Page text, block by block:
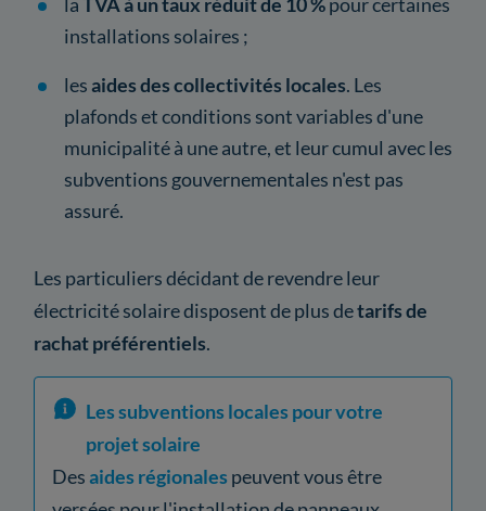
installations solaires ;
lesaides des collectivités locales. Les
plafonds et conditions sont variables d'une
municipalité à une autre, et leur cumul avec les
subventions gouvernementales n'est pas
assuré.
Les particuliers décidant de revendre leur
électricité solaire disposent de plus detarifs de
rachat préférentiels.
Les subventions locales pour votre
projet solaire
Desaides régionales peuvent vous être